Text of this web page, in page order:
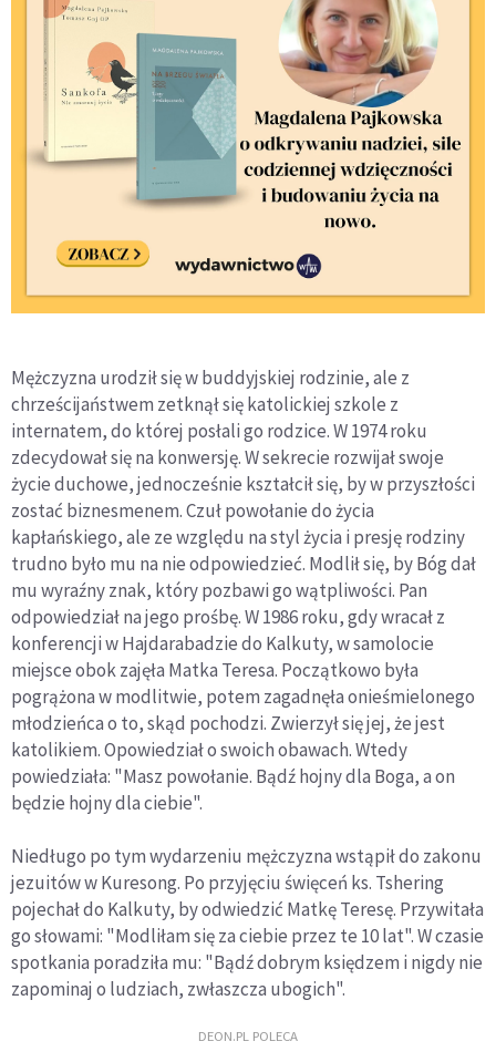
Mężczyzna urodził się w buddyjskiej rodzinie, ale z
chrześcijaństwem zetknął się katolickiej szkole z
internatem, do której posłali go rodzice. W 1974 roku
zdecydował się na konwersję. W sekrecie rozwijał swoje
życie duchowe, jednocześnie kształcił się, by w przyszłości
zostać biznesmenem. Czuł powołanie do życia
kapłańskiego, ale ze względu na styl życia i presję rodziny
trudno było mu na nie odpowiedzieć. Modlił się, by Bóg dał
mu wyraźny znak, który pozbawi go wątpliwości. Pan
odpowiedział na jego prośbę. W 1986 roku, gdy wracał z
konferencji w Hajdarabadzie do Kalkuty, w samolocie
miejsce obok zajęła Matka Teresa. Początkowo była
pogrążona w modlitwie, potem zagadnęła onieśmielonego
młodzieńca o to, skąd pochodzi. Zwierzył się jej, że jest
katolikiem. Opowiedział o swoich obawach. Wtedy
powiedziała: "Masz powołanie. Bądź hojny dla Boga, a on
będzie hojny dla ciebie".
Niedługo po tym wydarzeniu mężczyzna wstąpił do zakonu
jezuitów w Kuresong. Po przyjęciu święceń ks. Tshering
pojechał do Kalkuty, by odwiedzić Matkę Teresę. Przywitała
go słowami: "Modliłam się za ciebie przez te 10 lat". W czasie
spotkania poradziła mu: "Bądź dobrym księdzem i nigdy nie
zapominaj o ludziach, zwłaszcza ubogich".
DEON.PL POLECA